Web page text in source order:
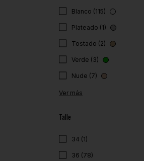
Blanco (115)
Plateado (1)
Tostado (2)
Verde (3)
Nude (7)
Ver más
Talle
34 (1)
36 (78)